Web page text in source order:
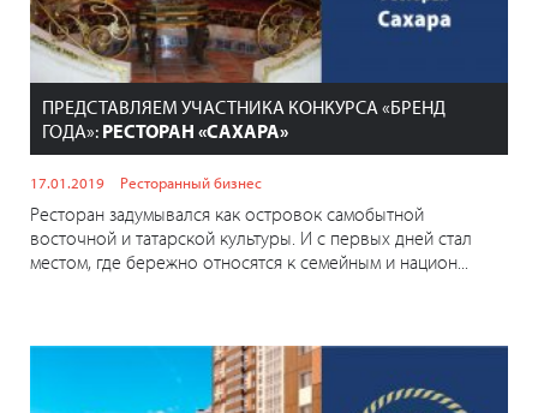
ПРЕДСТАВЛЯЕМ УЧАСТНИКА КОНКУРСА «БРЕНД
ГОДА»: РЕСТОРАН «САХАРА»
17.01.2019 Ресторанный бизнес
Ресторан задумывался как островок самобытной
восточной и татарской культуры. И с первых дней стал
местом, где бережно относятся к семейным и национ...